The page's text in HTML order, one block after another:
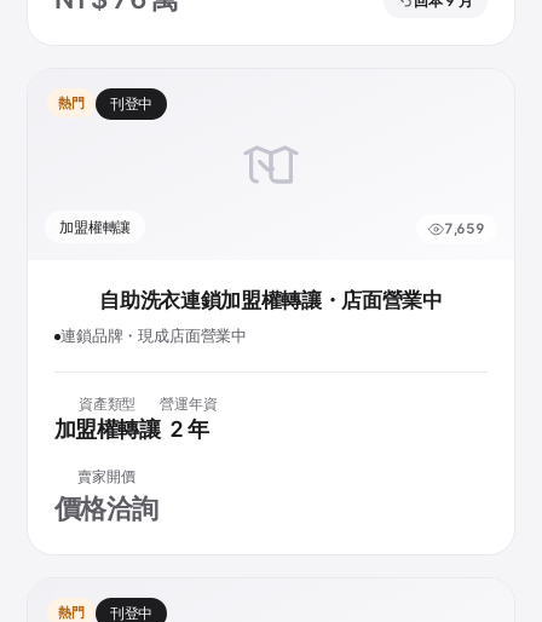
熱門 刊登中
加盟權轉讓 7,659
自助洗衣連鎖加盟權轉讓・店面營業中
連鎖品牌・現成店面營業中
資產類型
加盟權轉讓
營運年資
2 年
賣家開價
價格洽詢
熱門 刊登中